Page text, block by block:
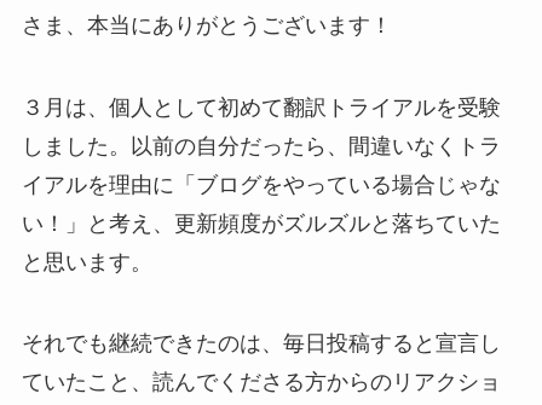
さま、本当にありがとうございます！
３月は、個人として初めて翻訳トライアルを受験
しました。以前の自分だったら、間違いなくトラ
イアルを理由に「ブログをやっている場合じゃな
い！」と考え、更新頻度がズルズルと落ちていた
と思います。
それでも継続できたのは、毎日投稿すると宣言し
ていたこと、読んでくださる方からのリアクショ